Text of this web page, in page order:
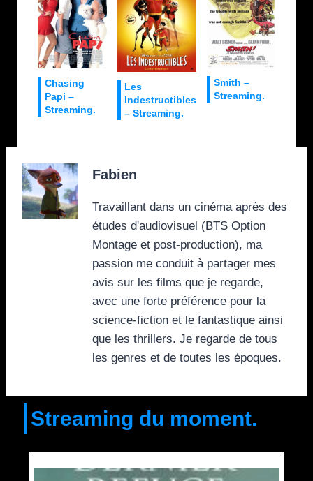
Chasing
Papi –
Streaming.
Les
Indestructibles
– Streaming.
Smith –
Streaming.
Fabien
Travaillant dans un cinéma après des
études d'audiovisuel (BTS Option
Montage et post-production), ma
passion me conduit à partager mes
avis sur les films que je regarde,
avec une forte préférence pour la
science-fiction et le fantastique ainsi
que les thrillers. Je regarde de tous
les genres et de toutes les époques.
Streaming du moment.